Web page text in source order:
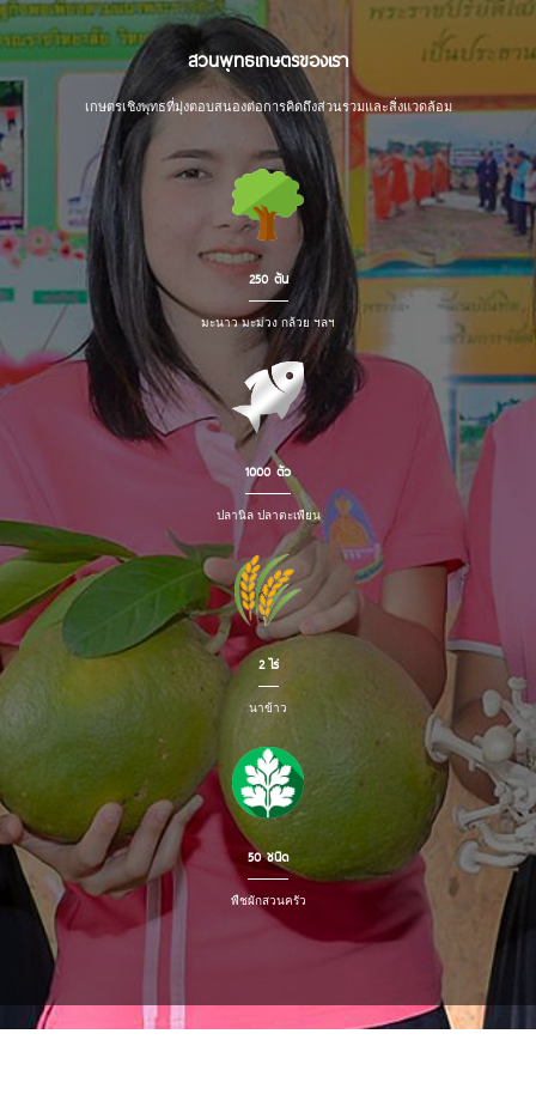
สวนพุทธเกษตรของเรา
เกษตรเชิงพุทธที่มุ่งตอบสนองต่อการคิดถึงส่วนรวมและสิ่งแวดล้อม
250 ต้น
มะนาว มะม่วง กล้วย ฯลฯ
1000 ตัว
ปลานิล ปลาตะเพียน
2 ไร่
นาข้าว
50 ชนิด
พืชผักสวนครัว